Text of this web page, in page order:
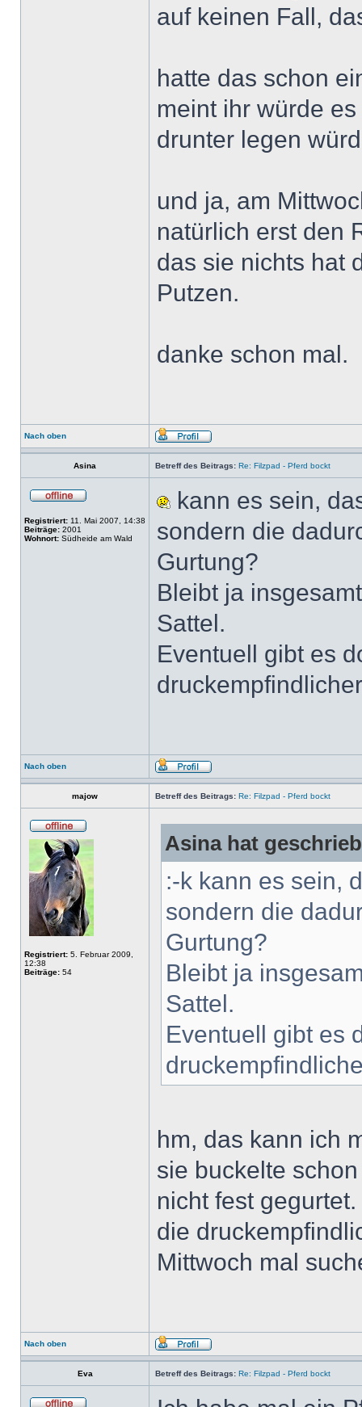
auf keinen Fall,
hatte das schon
meint ihr würde
drunter legen
und ja, am
natürlich erst den
das sie nichts hat
Putzen.
danke schon mal.
Nach oben
Asina Betreff des Beitrags: Re: Filzpad - Pferd bockt
Registriert: 11. Mai 2007, 14:38
Beiträge: 2001
Wohnort: Südheide am Wald
kann es sein,
sondern die
Gurtung?
Bleibt ja
Sattel.
Eventuell gibt es
Nach oben
majow Betreff des Beitrags: Re: Filzpad - Pferd bockt
Registriert: 5. Februar 2009,
12:38
Beiträge: 54
Asina hat
:-k kann es sein,
sondern die
Gurtung?
Bleibt ja
Sattel.
Eventuell gibt es
hm, das kann ich
sie buckelte
nicht fest gegurtet.
die
Mittwoch mal
Nach oben
Eva Betreff des Beitrags: Re: Filzpad - Pferd bockt